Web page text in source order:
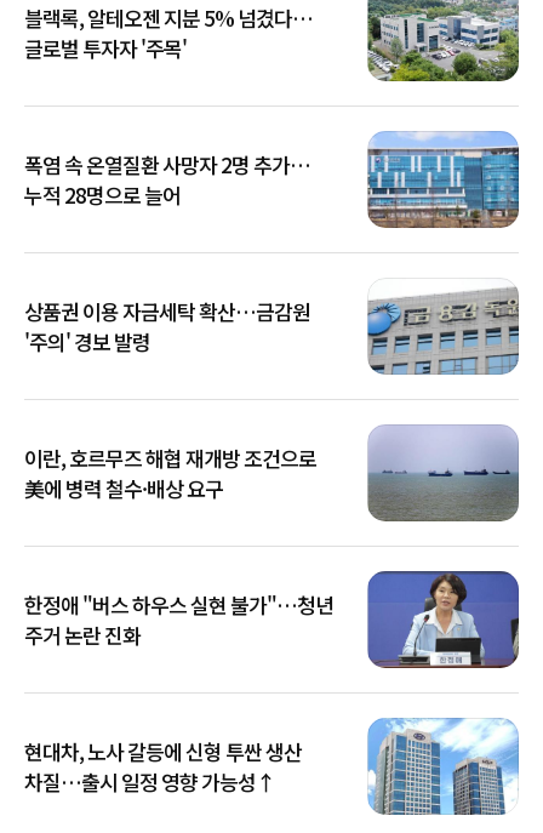
블랙록, 알테오젠 지분 5% 넘겼다…
글로벌 투자자 '주목'
폭염 속 온열질환 사망자 2명 추가…
누적 28명으로 늘어
상품권 이용 자금세탁 확산…금감원
'주의' 경보 발령
이란, 호르무즈 해협 재개방 조건으로
美에 병력 철수·배상 요구
한정애 "버스 하우스 실현 불가"…청년
주거 논란 진화
현대차, 노사 갈등에 신형 투싼 생산
차질…출시 일정 영향 가능성↑